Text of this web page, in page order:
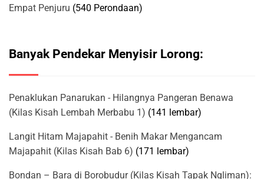
Empat Penjuru (540 Perondaan)
Banyak Pendekar Menyisir Lorong:
Penaklukan Panarukan - Hilangnya Pangeran Benawa
(Kilas Kisah Lembah Merbabu 1) (141 lembar)
Langit Hitam Majapahit - Benih Makar Mengancam
Majapahit (Kilas Kisah Bab 6) (171 lembar)
Bondan – Bara di Borobudur (Kilas Kisah Tapak Ngliman):